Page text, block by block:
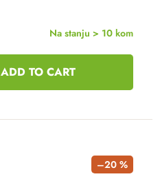
Na stanju > 10 kom
ADD TO CART
–20 %